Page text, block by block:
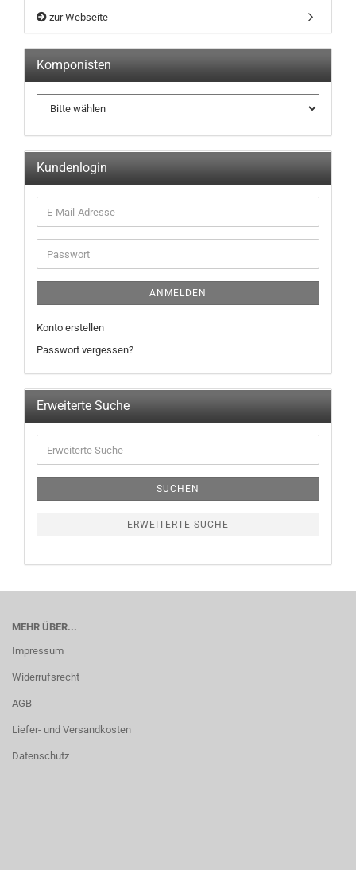
zur Webseite
Komponisten
Kundenlogin
ANMELDEN
Konto erstellen
Passwort vergessen?
Erweiterte Suche
SUCHEN
ERWEITERTE SUCHE
MEHR ÜBER...
Impressum
Widerrufsrecht
AGB
Liefer- und Versandkosten
Datenschutz